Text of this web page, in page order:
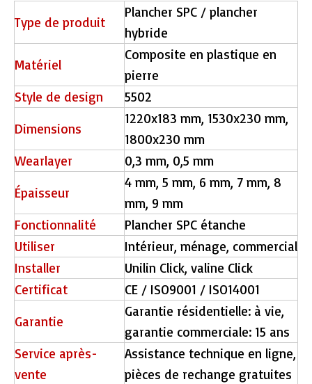
Type de produit
Plancher SPC / plancher
hybride
Matériel
Composite en plastique en
pierre
Style de design
5502
Dimensions
1220x183 mm, 1530x230 mm,
1800x230 mm
Wearlayer
0,3 mm, 0,5 mm
Épaisseur
4 mm, 5 mm, 6 mm, 7 mm, 8
mm, 9 mm
Fonctionnalité
Plancher SPC étanche
Utiliser
Intérieur, ménage, commercial
Installer
Unilin Click, valine Click
Certificat
CE / ISO9001 / ISO14001
Garantie
Garantie résidentielle: à vie,
garantie commerciale: 15 ans
Service après-
vente
Assistance technique en ligne,
pièces de rechange gratuites